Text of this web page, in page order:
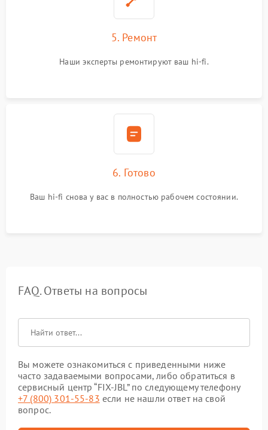
5. Ремонт
Наши эксперты ремонтируют ваш hi-fi.
6. Готово
Ваш hi-fi снова у вас в полностью рабочем состоянии.
FAQ. Ответы на вопросы
Вы можете ознакомиться с приведенными ниже
часто задаваемыми вопросами, либо обратиться в
сервисный центр “FIX-JBL” по следующему телефону
+7 (800) 301-55-83 если не нашли ответ на свой
вопрос.